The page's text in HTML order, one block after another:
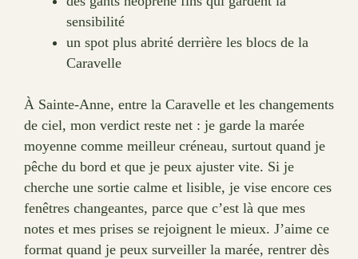
sensibilité
un spot plus abrité derrière les blocs de la
Caravelle
À Sainte-Anne, entre la Caravelle et les changements
de ciel, mon verdict reste net : je garde la marée
moyenne comme meilleur créneau, surtout quand je
pêche du bord et que je peux ajuster vite. Si je
cherche une sortie calme et lisible, je vise encore ces
fenêtres changeantes, parce que c’est là que mes
notes et mes prises se rejoignent le mieux. J’aime ce
format quand je peux surveiller la marée, rentrer dès